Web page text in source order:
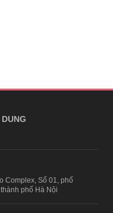
Complex, Số 01, phố
phố Hà Nội